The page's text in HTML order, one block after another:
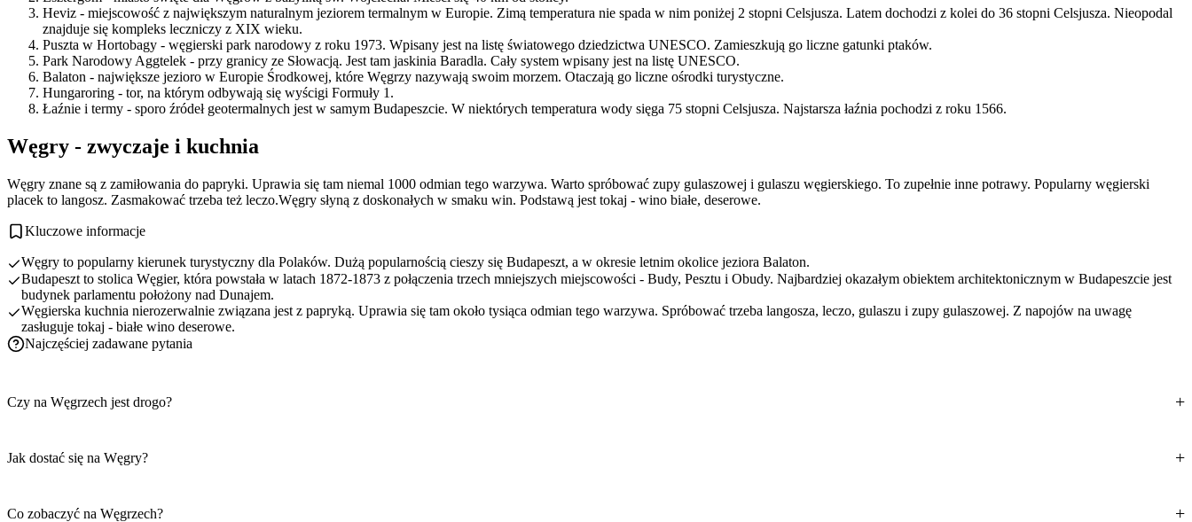
Heviz - miejscowość z największym naturalnym jeziorem termalnym w Europie. Zimą temperatura nie spada w nim poniżej 2 stopni Celsjusza. Latem dochodzi z kolei do 36 stopni Celsjusza. Nieopodal
znajduje się kompleks leczniczy z XIX wieku.
Puszta w Hortobagy - węgierski park narodowy z roku 1973. Wpisany jest na listę światowego dziedzictwa UNESCO. Zamieszkują go liczne gatunki ptaków.
Park Narodowy Aggtelek - przy granicy ze Słowacją. Jest tam jaskinia Baradla. Cały system wpisany jest na listę UNESCO.
Balaton - największe jezioro w Europie Środkowej, które Węgrzy nazywają swoim morzem. Otaczają go liczne ośrodki turystyczne.
Hungaroring - tor, na którym odbywają się wyścigi Formuły 1.
Łaźnie i termy - sporo źródeł geotermalnych jest w samym Budapeszcie. W niektórych temperatura wody sięga 75 stopni Celsjusza. Najstarsza łaźnia pochodzi z roku 1566.
Węgry - zwyczaje i kuchnia
Węgry znane są z zamiłowania do papryki. Uprawia się tam niemal 1000 odmian tego warzywa. Warto spróbować zupy gulaszowej i gulaszu węgierskiego. To zupełnie inne potrawy. Popularny węgierski
placek to langosz. Zasmakować trzeba też leczo.Węgry słyną z doskonałych w smaku win. Podstawą jest tokaj - wino białe, deserowe.
Kluczowe informacje
Węgry to popularny kierunek turystyczny dla Polaków. Dużą popularnością cieszy się Budapeszt, a w okresie letnim okolice jeziora Balaton.
Budapeszt to stolica Węgier, która powstała w latach 1872-1873 z połączenia trzech mniejszych miejscowości - Budy, Pesztu i Obudy. Najbardziej okazałym obiektem architektonicznym w Budapeszcie jest
budynek parlamentu położony nad Dunajem.
Węgierska kuchnia nierozerwalnie związana jest z papryką. Uprawia się tam około tysiąca odmian tego warzywa. Spróbować trzeba langosza, leczo, gulaszu i zupy gulaszowej. Z napojów na uwagę
zasługuje tokaj - białe wino deserowe.
Najczęściej zadawane pytania
Czy na Węgrzech jest drogo?
Jak dostać się na Węgry?
Co zobaczyć na Węgrzech?